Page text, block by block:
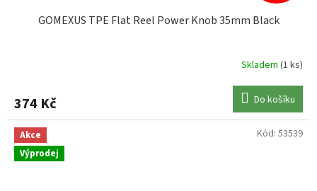
GOMEXUS TPE Flat Reel Power Knob 35mm Black
Skladem (1 ks)
374 Kč Do košíku
Akce
Výprodej
Kód: 53539